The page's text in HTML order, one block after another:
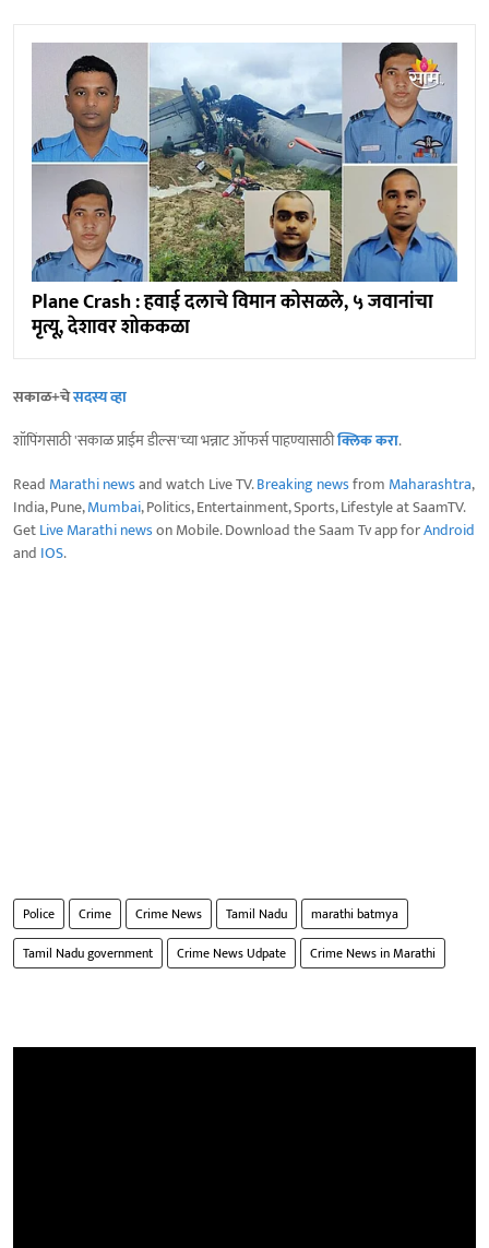
Plane Crash : हवाई दलाचे विमान कोसळले, ५ जवानांचा
मृत्यू, देशावर शोककळा
सकाळ+चेसदस्य व्हा
शॉपिंगसाठी 'सकाळ प्राईम डील्स'च्या भन्नाट ऑफर्स पाहण्यासाठीक्लिक करा.
Read Marathi newsand watch Live TV.Breaking newsfrom Maharashtra,
India, Pune,Mumbai, Politics, Entertainment, Sports, Lifestyle at SaamTV.
GetLive Marathi newson Mobile. Download the Saam Tv app forAndroid
and IOS.
Police Crime Crime News Tamil Nadu
marathi batmya
Tamil Nadu government
Crime News Udpate Crime News in Marathi